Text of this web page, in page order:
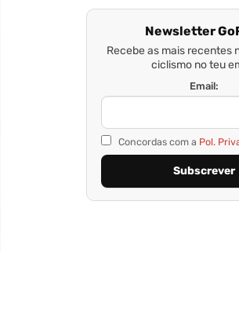
Newsletter
Recebe as mais recentes
ciclismo no teu
Email:
Concordas com a Pol.